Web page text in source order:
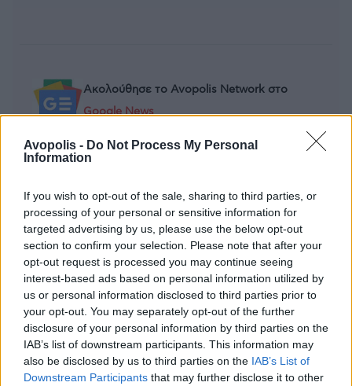
Avopolis - Do Not Process My Personal
Information
If you wish to opt-out of the sale, sharing to third parties, or
processing of your personal or sensitive information for
targeted advertising by us, please use the below opt-out
section to confirm your selection. Please note that after your
opt-out request is processed you may continue seeing
interest-based ads based on personal information utilized by
us or personal information disclosed to third parties prior to
your opt-out. You may separately opt-out of the further
disclosure of your personal information by third parties on the
IAB’s list of downstream participants. This information may
also be disclosed by us to third parties on the IAB’s List of
Downstream Participants that may further disclose it to other
Ακολούθησε το Avopolis Network στο
Google News
MOOD OF THE DAY
Ποτέ δεν είναι αργά,
κυριολεκτικά. Ο Άντονι Χόπκινς
στα 88 αρνείται να το βάλει κάτω
και κυκλοφορεί το 1ο του
άλμπουμ με ορχηστρικές συνθέσεις και τίτλο:
Life Is A Dream. Φυσικά και είναι Άντονι...
Μάκης Μηλάτος